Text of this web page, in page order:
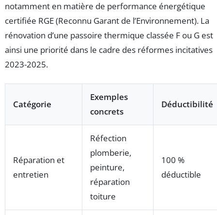
notamment en matière de performance énergétique
certifiée RGE (Reconnu Garant de l’Environnement). La
rénovation d’une passoire thermique classée F ou G est
ainsi une priorité dans le cadre des réformes incitatives
2023-2025.
Catégorie
Exemples
concrets
Déductibilité
Réparation et
entretien
Réfection
plomberie,
peinture,
réparation
toiture
100 %
déductible